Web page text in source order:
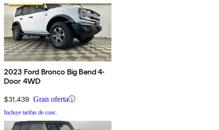
2023 Ford Bronco Big Bend 4-
Door 4WD
$31,439 Gran oferta
Incluye tarifas de conc.